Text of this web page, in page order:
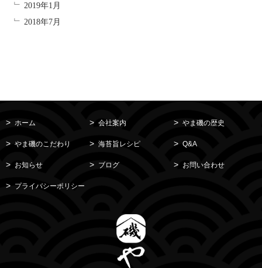
2019年1月
2018年7月
ホーム 会社案内 やま磯の歴史
やま磯のこだわり 海苔旨レシピ Q&A
お知らせ ブログ お問い合わせ
プライバシーポリシー